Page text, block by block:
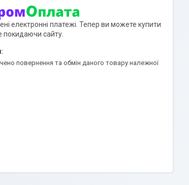
електронні платежі. Тепер ви можете купити
покидаючи сайту.